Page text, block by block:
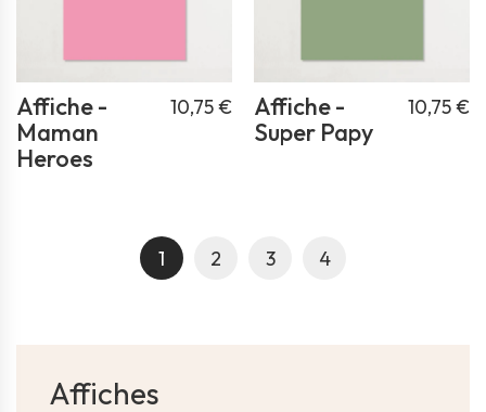
Affiche -
Maman
Heroes
10,75 €
Affiche -
Super Papy
10,75 €
1 2 3 4
Affiches